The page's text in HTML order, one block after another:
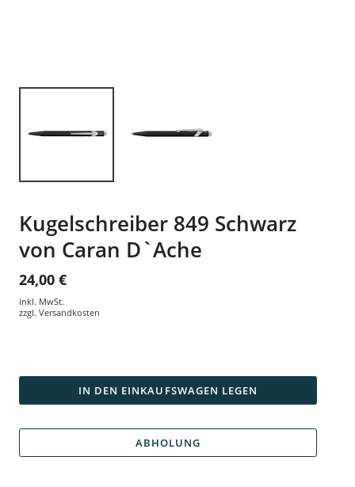
Kugelschreiber 849 Schwarz
von Caran D`Ache
24,00 €
inkl. MwSt.
zzgl. Versandkosten
IN DEN EINKAUFSWAGEN LEGEN
ABHOLUNG